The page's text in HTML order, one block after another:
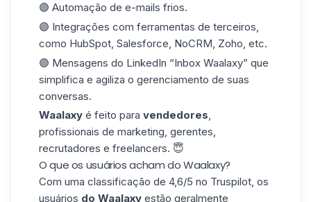
🟣 Automação de e-mails frios.
🟣 Integrações com ferramentas de terceiros,
como HubSpot, Salesforce, NoCRM, Zoho, etc.
🟣 Mensagens do LinkedIn “Inbox Waalaxy” que
simplifica e agiliza o gerenciamento de suas
conversas.
Waalaxy é feito para vendedores,
profissionais de marketing, gerentes,
recrutadores e freelancers. 😇
O que os usuários acham do Waalaxy?
Com uma classificação de 4,6/5 no Truspilot, os
usuários do Waalaxy estão geralmente